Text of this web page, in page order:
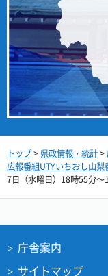
トップ> 県政情報・統計>
広報番組UTYいちおし山梨
7日（水曜日）18時55分～
庁舎案内
サイトマップ